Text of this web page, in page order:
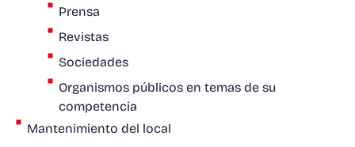
Prensa
Revistas
Sociedades
Organismos públicos en temas de su
competencia
Mantenimiento del local